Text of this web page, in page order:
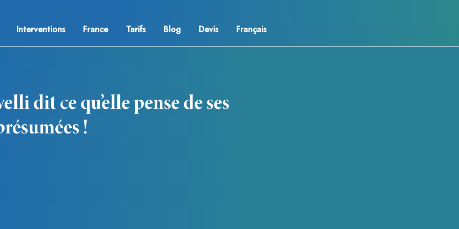
Interventions France Tarifs Blog Devis Français
dit ce qu’elle pense de ses
!